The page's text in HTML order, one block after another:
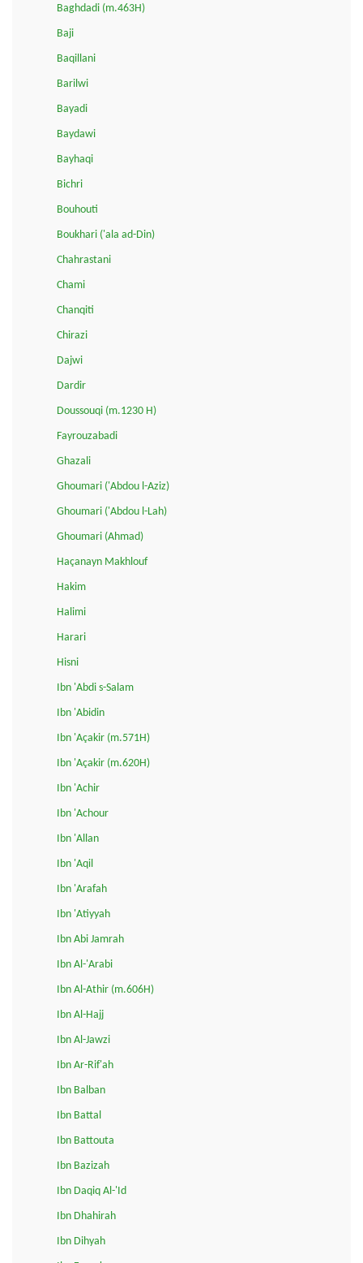
Baghdadi (m.463H)
Baji
Baqillani
Barilwi
Bayadi
Baydawi
Bayhaqi
Bichri
Bouhouti
Boukhari ('ala ad-Din)
Chahrastani
Chami
Chanqiti
Chirazi
Dajwi
Dardir
Doussouqi (m.1230 H)
Fayrouzabadi
Ghazali
Ghoumari ('Abdou l-Aziz)
Ghoumari ('Abdou l-Lah)
Ghoumari (Ahmad)
Haçanayn Makhlouf
Hakim
Halimi
Harari
Hisni
Ibn 'Abdi s-Salam
Ibn 'Abidin
Ibn 'Açakir (m.571H)
Ibn 'Açakir (m.620H)
Ibn 'Achir
Ibn 'Achour
Ibn 'Allan
Ibn 'Aqil
Ibn 'Arafah
Ibn 'Atiyyah
Ibn Abi Jamrah
Ibn Al-'Arabi
Ibn Al-Athir (m.606H)
Ibn Al-Hajj
Ibn Al-Jawzi
Ibn Ar-Rif'ah
Ibn Balban
Ibn Battal
Ibn Battouta
Ibn Bazizah
Ibn Daqiq Al-'Id
Ibn Dhahirah
Ibn Dihyah